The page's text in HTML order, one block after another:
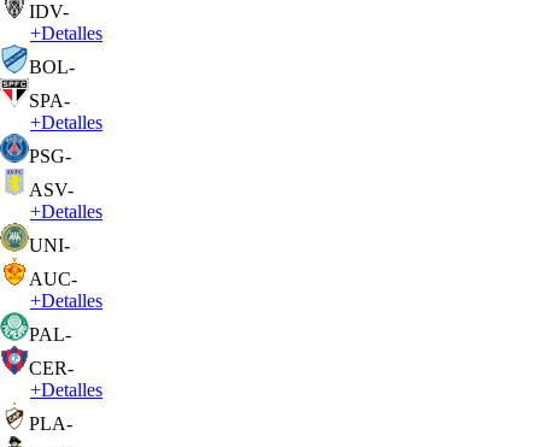
IDV-
+Detalles
BOL-
SPA-
+Detalles
PSG-
ASV-
+Detalles
UNI-
AUC-
+Detalles
PAL-
CER-
+Detalles
PLA-